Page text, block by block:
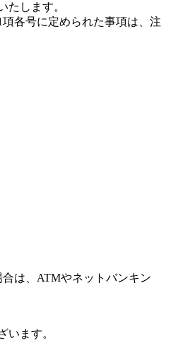
たします。
各号に定められた事項は、注
は、ATMやネットバンキン
ます。